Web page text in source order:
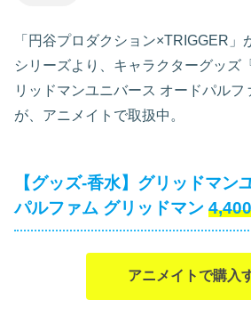
「円谷プロダクション×TRIGGER」
シリーズより、キャラクターグッズ
リッドマンユニバース オードパルフ
が、アニメイトで取扱中。
【グッズ-香水】グリッドマン
パルファム グリッドマン
アニメイトで購入